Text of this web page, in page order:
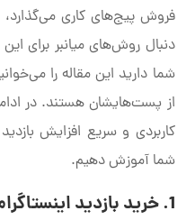
فروش پیج‌های کاری می‌گذارد،
دنبال روش‌های میانبر برای
شما دارید این مقاله را
از پست‌هایشان هستند. در
کاربردی و سریع افزایش
شما آموزش دهیم.
1. خرید بازدید اینستاگرام